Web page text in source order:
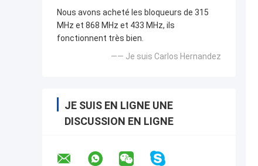
Nous avons acheté les bloqueurs de 315
MHz et 868 MHz et 433 MHz, ils
fonctionnent très bien.
—— Je suis Carlos Hernandez
JE SUIS EN LIGNE UNE
DISCUSSION EN LIGNE